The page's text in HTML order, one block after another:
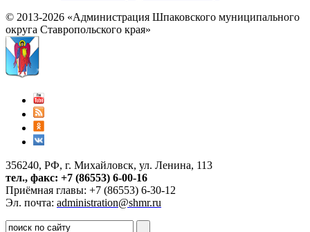
© 2013-2026 «Администрация Шпаковского муниципального
округа Ставропольского края»
356240, РФ, г. Михайловск, ул. Ленина, 113
тел., факс: +7 (86553) 6-00-16
Приёмная главы: +7 (86553) 6-30-12
Эл. почта: administration@shmr.ru